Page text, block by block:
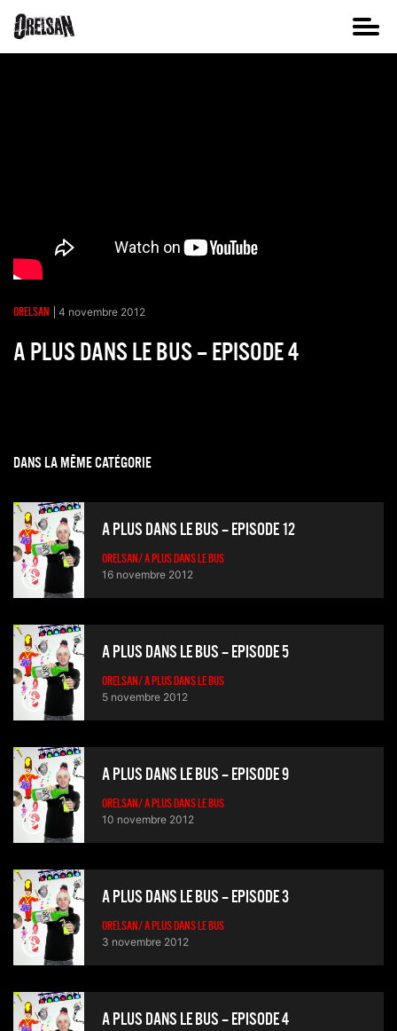
ORELSAN 4 novembre 2012
A PLUS DANS LE BUS – EPISODE 4
DANS LA MÊME CATÉGORIE
A PLUS DANS LE BUS – EPISODE 12
ORELSAN/ A PLUS DANS LE BUS
16 novembre 2012
A PLUS DANS LE BUS – EPISODE 5
ORELSAN/ A PLUS DANS LE BUS
5 novembre 2012
A PLUS DANS LE BUS – EPISODE 9
ORELSAN/ A PLUS DANS LE BUS
10 novembre 2012
A PLUS DANS LE BUS – EPISODE 3
ORELSAN/ A PLUS DANS LE BUS
3 novembre 2012
A PLUS DANS LE BUS – EPISODE 4